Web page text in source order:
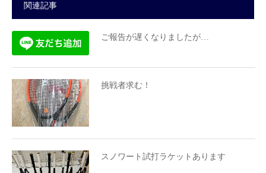
関連記事
ご報告が遅くなりましたが…
挑戦者求む！
スノワート試打ラケットあります